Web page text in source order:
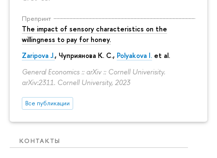
Препринт
The impact of sensory characteristics on the
willingness to pay for honey.
Zaripova J., Чуприянова К. С., Polyakova I. et al.
General Economics :: arXiv :: Cornell Univerisity.
arXiv:2311. Cornell University, 2023
Все публикации
КОНТАКТЫ